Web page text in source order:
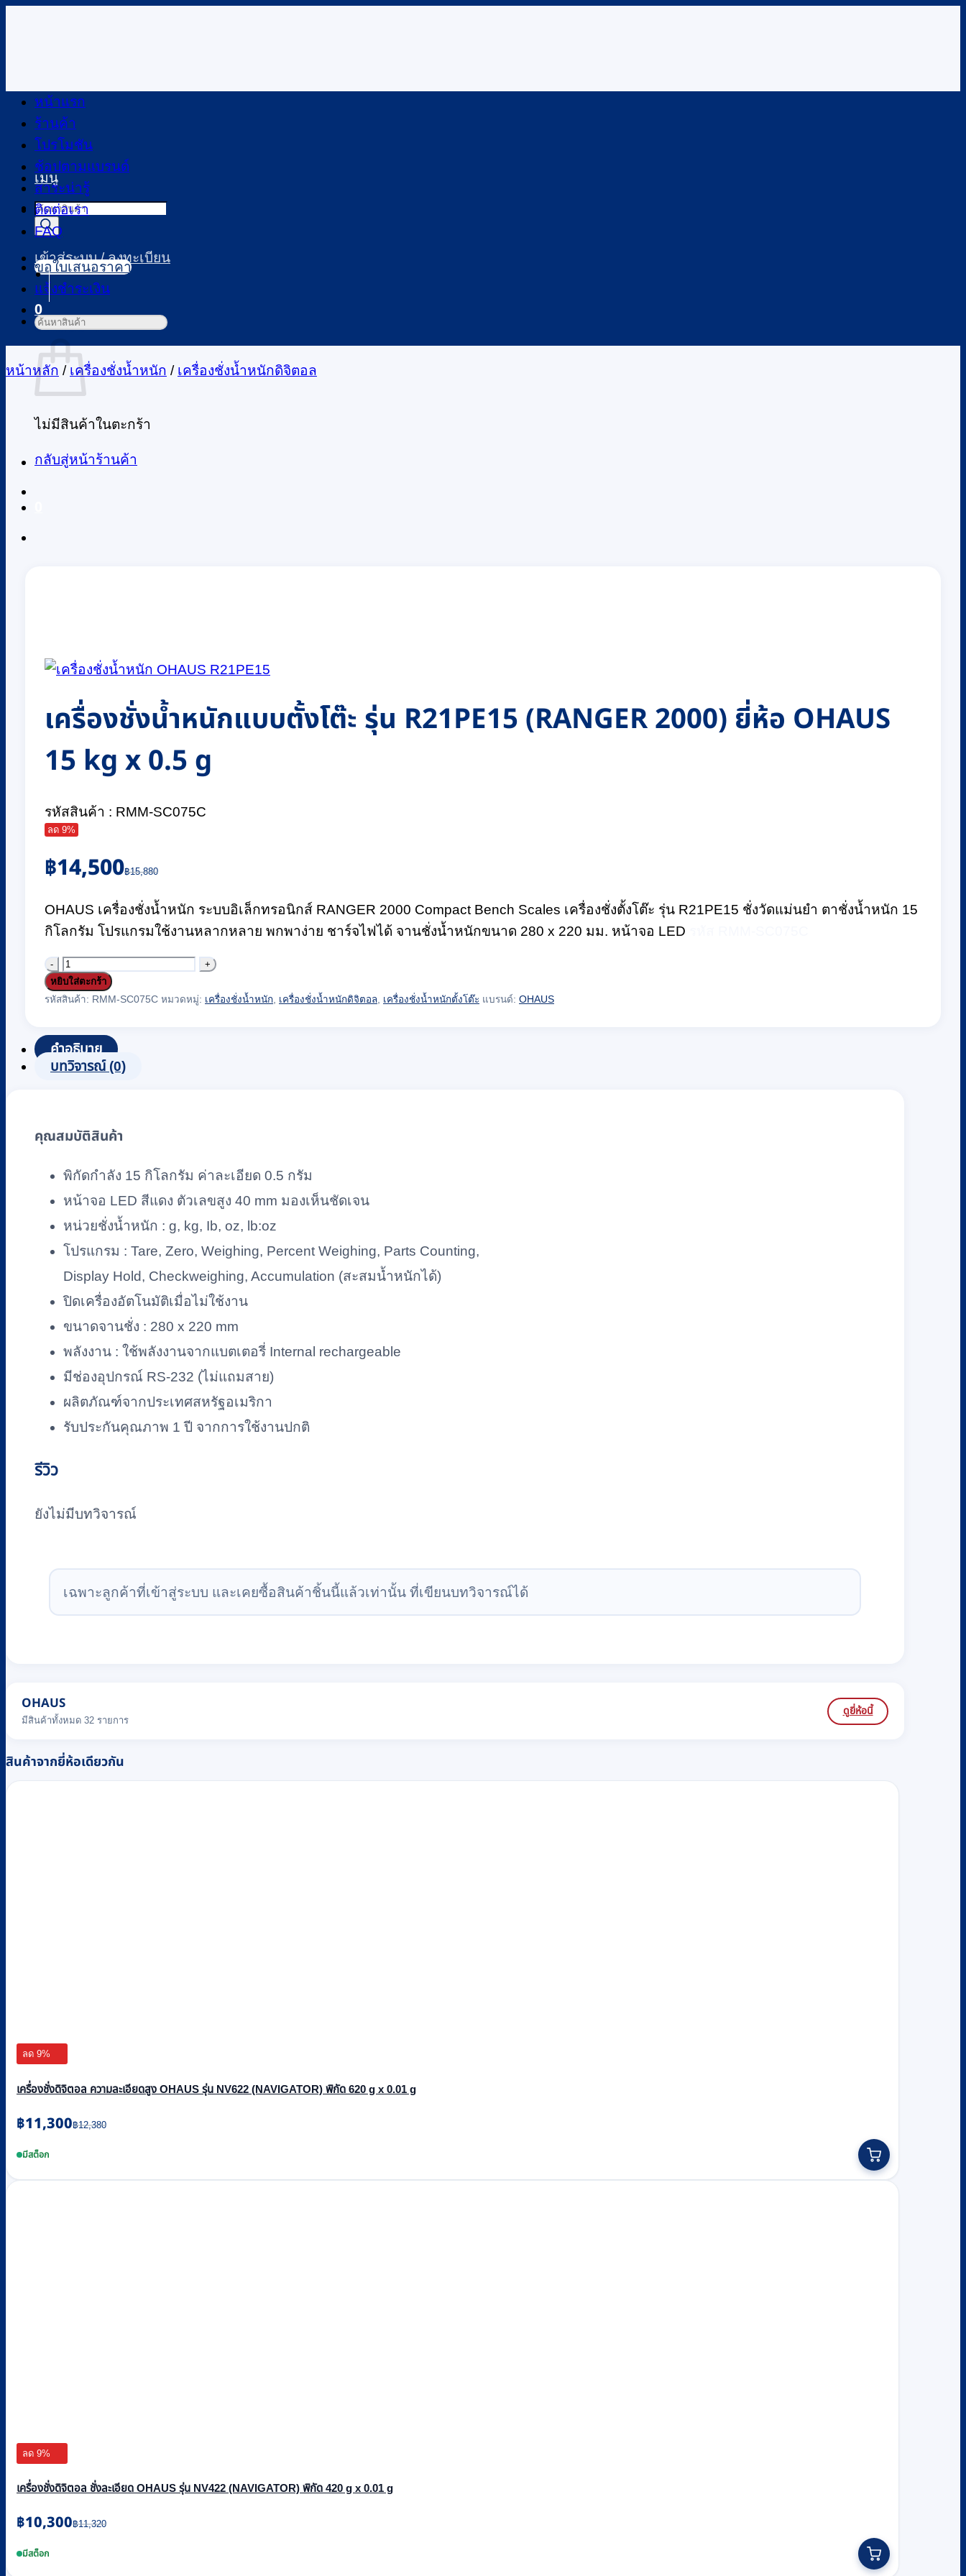
เมนู
Products
search
เข้าสู่ระบบ / ลงทะเบียน
0
ตะกร้าสินค้า
ไม่มีสินค้าในตะกร้า
กลับสู่หน้าร้านค้า
หน้าแรก
ร้านค้า
โปรโมชัน
ช้อปตามแบรนด์
สาระน่ารู้
ติดต่อเรา
FAQ
ขอใบเสนอราคา
แจ้งชำระเงิน
ค้นหา:
หน้าหลัก / เครื่องชั่งน้ำหนัก / เครื่องชั่งน้ำหนักดิจิตอล
เครื่องชั่งน้ำหนักแบบตั้งโต๊ะ รุ่น R21PE15 (RANGER 2000) ยี่ห้อ OHAUS
15 kg x 0.5 g
รหัสสินค้า : RMM-SC075C
ลด 9%
฿15,880
Original
price
฿15,880.
฿14,500
Current
price
฿14,500.
OHAUS เครื่องชั่งน้ำหนัก ระบบอิเล็กทรอนิกส์ RANGER 2000 Compact Bench Scales เครื่องชั่งตั้งโต๊ะ รุ่น R21PE15 ชั่งวัดแม่นยำ ตาชั่งน้ำหนัก 15
กิโลกรัม โปรแกรมใช้งานหลากหลาย พกพาง่าย ชาร์จไฟได้ จานชั่งน้ำหนักขนาด 280 x 220 มม. หน้าจอ LED
จำนวน
เครื่อง
หนัก
แบบ
รุ่น
(RANGER
ยี่ห้อ
OHAUS
15
kg
x
g
ชิ้น
หยิบใส่ตะกร้า
รหัสสินค้า: RMM-SC075C หมวดหมู่: เครื่องชั่งน้ำหนัก, เครื่องชั่งน้ำหนักดิจิตอล, เครื่องชั่งน้ำหนักตั้งโต๊ะ แบรนด์: OHAUS
คำอธิบาย
บทวิจารณ์ (0)
คุณสมบัติสินค้า
พิกัดกำลัง 15 กิโลกรัม ค่าละเอียด 0.5 กรัม
หน้าจอ LED สีแดง ตัวเลขสูง 40 mm มองเห็นชัดเจน
หน่วยชั่งน้ำหนัก : g, kg, Ib, oz, lb:oz
โปรแกรม : Tare, Zero, Weighing, Percent Weighing, Parts Counting,
Display Hold, Checkweighing, Accumulation (สะสมน้ำหนักได้)
ปิดเครื่องอัตโนมัติเมื่อไม่ใช้งาน
ขนาดจานชั่ง : 280 x 220 mm
พลังงาน : ใช้พลังงานจากแบตเตอรี่ Internal rechargeable
มีช่องอุปกรณ์ RS-232 (ไม่แถมสาย)
ผลิตภัณฑ์จากประเทศสหรัฐอเมริกา
รับประกันคุณภาพ 1 ปี จากการใช้งานปกติ
รีวิว
ยังไม่มีบทวิจารณ์
เฉพาะลูกค้าที่เข้าสู่ระบบ และเคยซื้อสินค้าชิ้นนี้แล้วเท่านั้น ที่เขียนบทวิจารณ์ได้
OHAUS
มีสินค้าทั้งหมด 32 รายการ
ดูยี่ห้อนี้
สินค้าจากยี่ห้อเดียวกัน
ลด 9%
เครื่องชั่งดิจิตอล ความละเอียดสูง OHAUS รุ่น NV622 (NAVIGATOR) พิกัด 620 g x 0.01 g
฿12,380
Original
price
was:
฿11,300
Current
price
is:มีสต็อก
ลด 9%
เครื่องชั่งดิจิตอล ชั่งละเอียด OHAUS รุ่น NV422 (NAVIGATOR) พิกัด 420 g x 0.01 g
฿11,320
Original
was:
฿10,300
Current
is:มีสต็อก